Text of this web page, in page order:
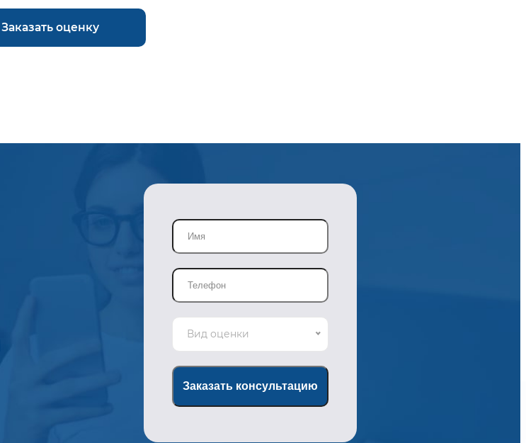
Заказать оценку
Вид оценки
Заказать консультацию